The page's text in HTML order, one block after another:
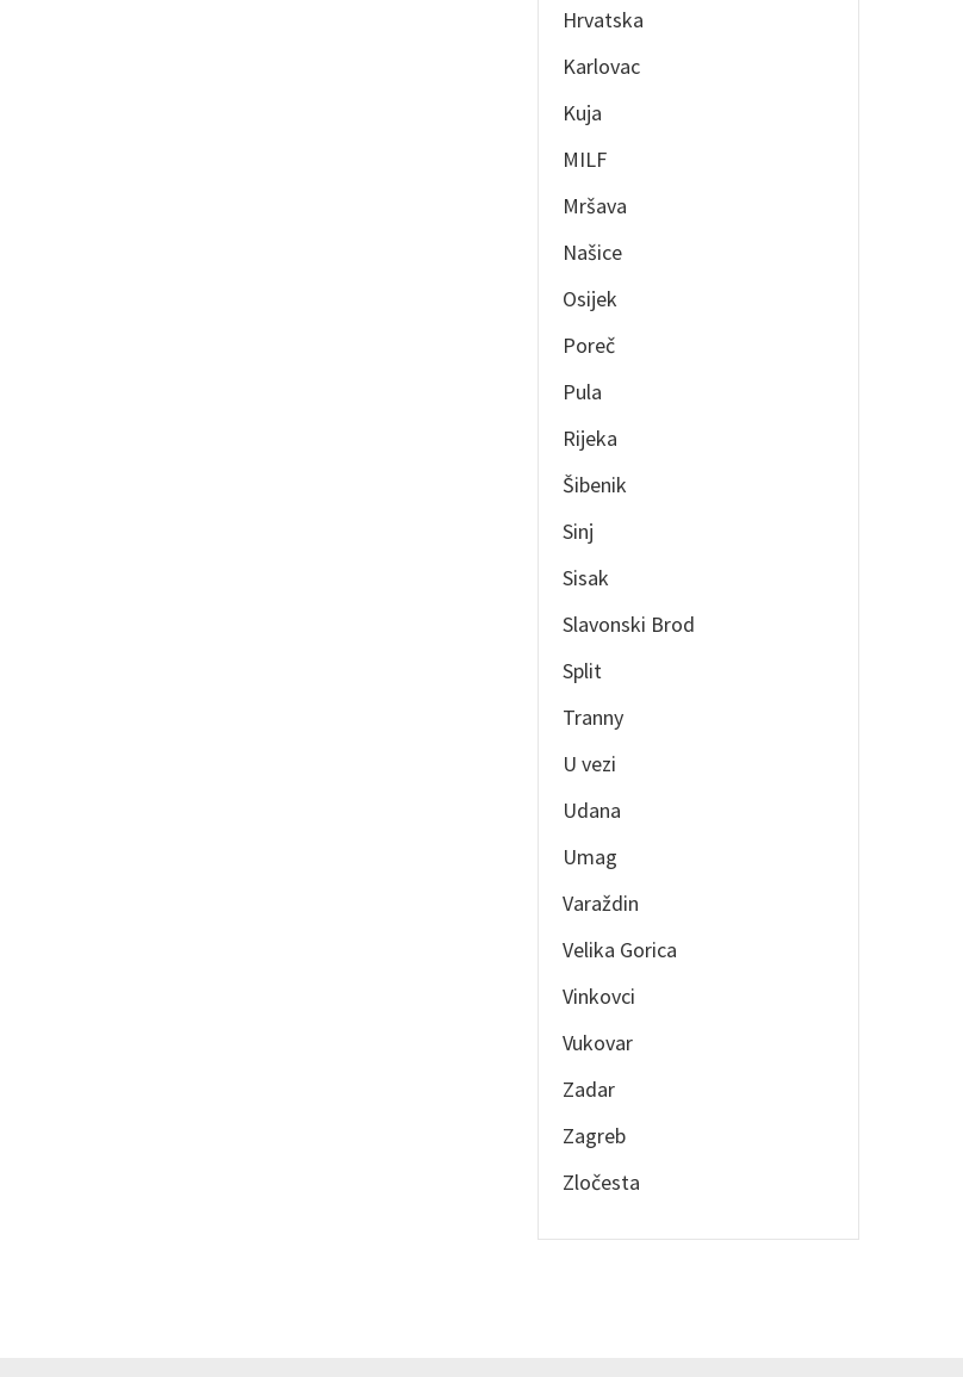
Hrvatska
Karlovac
Kuja
MILF
Mršava
Našice
Osijek
Poreč
Pula
Rijeka
Šibenik
Sinj
Sisak
Slavonski Brod
Split
Tranny
U vezi
Udana
Umag
Varaždin
Velika Gorica
Vinkovci
Vukovar
Zadar
Zagreb
Zločesta